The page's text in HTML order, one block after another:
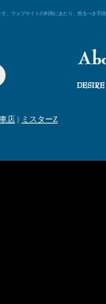
。ウェブサイトの利用にあたり、然るべき
店 | ミスターZ